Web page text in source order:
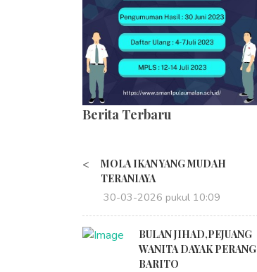
Berita Terbaru
<
MOLA IKAN YANG MUDAH
TERANIAYA
30-03-2026 pukul 10:09
BULAN JIHAD,PEJUANG
WANITA DAYAK PERANG
BARITO